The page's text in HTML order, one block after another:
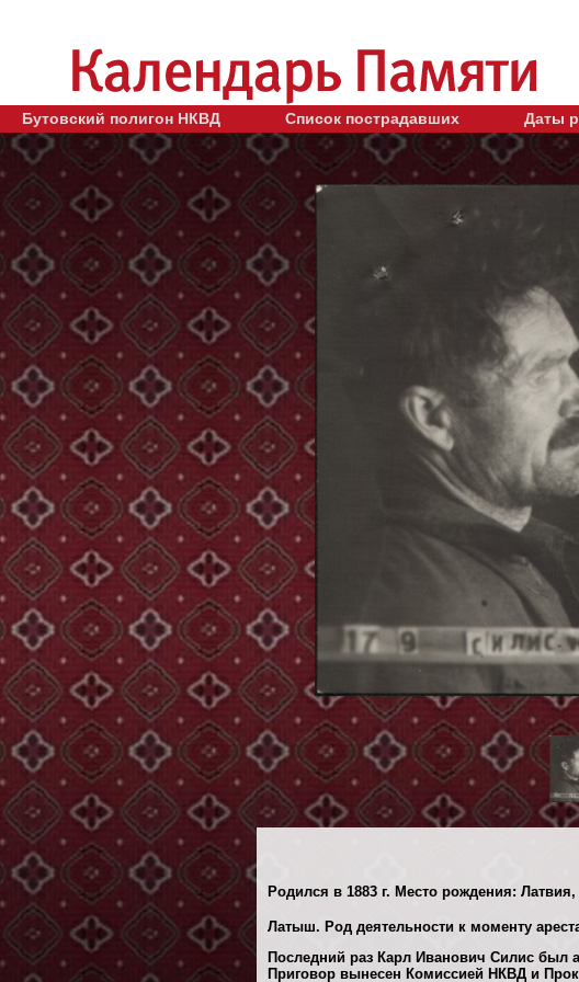
Бутовский полигон НКВД Список пострадавших Даты
Родился в 1883 г. Место рождения: Латвия,
Латыш. Род деятельности к моменту
Последний раз Карл Иванович Силис был
Приговор вынесен Комиссией НКВД и